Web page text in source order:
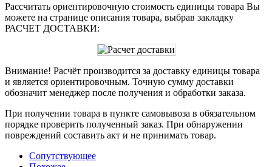
Рассчитать ориентировочную стоимость единицы товара Вы
можете на странице описания товара, выбрав закладку
РАСЧЕТ ДОСТАВКИ:
Внимание! Расчёт производится за доставку единицы товара
и является ориентировочным. Точную сумму доставки
обозначит менеджер после получения и обработки заказа.
При получении товара в пункте самовывоза в обязательном
порядке проверить полученный заказ. При обнаружении
повреждений составить акт и не принимать товар.
Сопутствующее